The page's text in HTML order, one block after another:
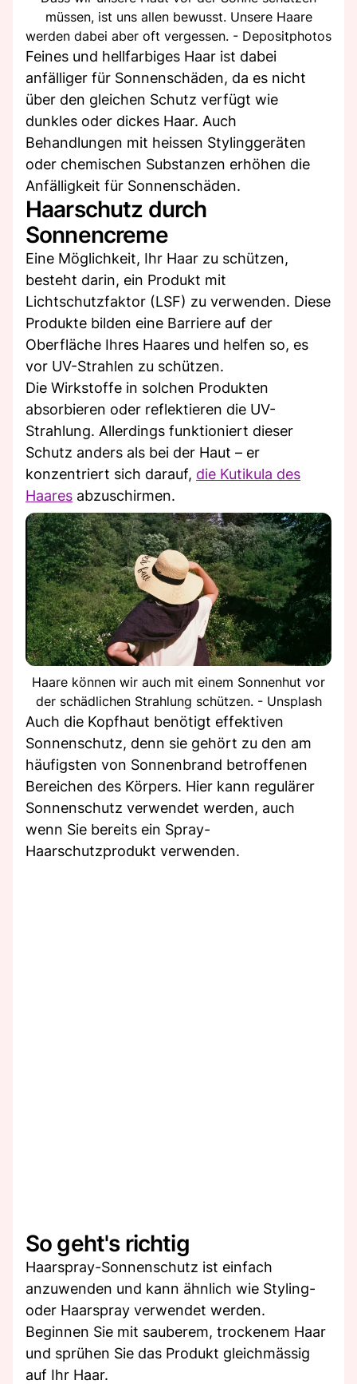
müssen, ist uns allen bewusst. Unsere Haare
werden dabei aber oft vergessen. - Depositphotos
Feines und hellfarbiges Haar ist dabei
anfälliger für Sonnenschäden, da es nicht
über den gleichen Schutz verfügt wie
dunkles oder dickes Haar. Auch
Behandlungen mit heissen Stylinggeräten
oder chemischen Substanzen erhöhen die
Anfälligkeit für Sonnenschäden.
Haarschutz durch
Sonnencreme
Eine Möglichkeit, Ihr Haar zu schützen,
besteht darin, ein Produkt mit
Lichtschutzfaktor (LSF) zu verwenden. Diese
Produkte bilden eine Barriere auf der
Oberfläche Ihres Haares und helfen so, es
vor UV-Strahlen zu schützen.
Die Wirkstoffe in solchen Produkten
absorbieren oder reflektieren die UV-
Strahlung. Allerdings funktioniert dieser
Schutz anders als bei der Haut – er
konzentriert sich darauf, die Kutikula des
Haares abzuschirmen.
Haare können wir auch mit einem Sonnenhut vor
der schädlichen Strahlung schützen. - Unsplash
Auch die Kopfhaut benötigt effektiven
Sonnenschutz, denn sie gehört zu den am
häufigsten von Sonnenbrand betroffenen
Bereichen des Körpers. Hier kann regulärer
Sonnenschutz verwendet werden, auch
wenn Sie bereits ein Spray-
Haarschutzprodukt verwenden.
So geht's richtig
Haarspray-Sonnenschutz ist einfach
anzuwenden und kann ähnlich wie Styling-
oder Haarspray verwendet werden.
Beginnen Sie mit sauberem, trockenem Haar
und sprühen Sie das Produkt gleichmässig
auf Ihr Haar.